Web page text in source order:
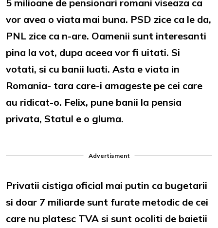
5 milioane de pensionari romani viseaza ca
vor avea o viata mai buna. PSD zice ca le da,
PNL zice ca n-are. Oamenii sunt interesanti
pina la vot, dupa aceea vor fi uitati. Si
votati, si cu banii luati. Asta e viata in
Romania- tara care-i amageste pe cei care
au ridicat-o. Felix, pune banii la pensia
privata, Statul e o gluma.
Advertisment
Privatii cistiga oficial mai putin ca bugetarii
si doar 7 miliarde sunt furate metodic de cei
care nu platesc TVA si sunt ocoliti de baietii